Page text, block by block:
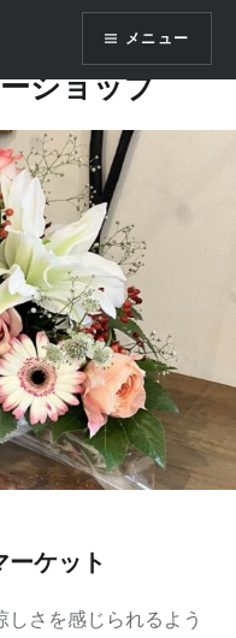
メニュー
ークショップ
ショップ
ケット
さを感じられるよう